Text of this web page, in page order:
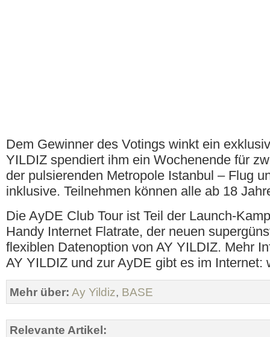
Dem Gewinner des Votings winkt ein
YILDIZ spendiert ihm ein Wochenende für
der pulsierenden Metropole Istanbul – Flug
inklusive. Teilnehmen können alle ab 18
Die AyDE Club Tour ist Teil der Launch-
Handy Internet Flatrate, der neuen
flexiblen Datenoption von AY YILDIZ. Mehr
AY YILDIZ und zur AyDE gibt es im Internet:
Mehr über: Ay Yildiz, BASE
Relevante Artikel: